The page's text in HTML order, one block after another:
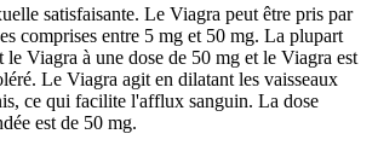
satisfaisante. Le Viagra peut être pris par
comprises entre 5 mg et 50 mg. La plupart
le Viagra à une dose de 50 mg et le Viagra est
Le Viagra agit en dilatant les vaisseaux
ce qui facilite l'afflux sanguin. La dose
est de 50 mg.